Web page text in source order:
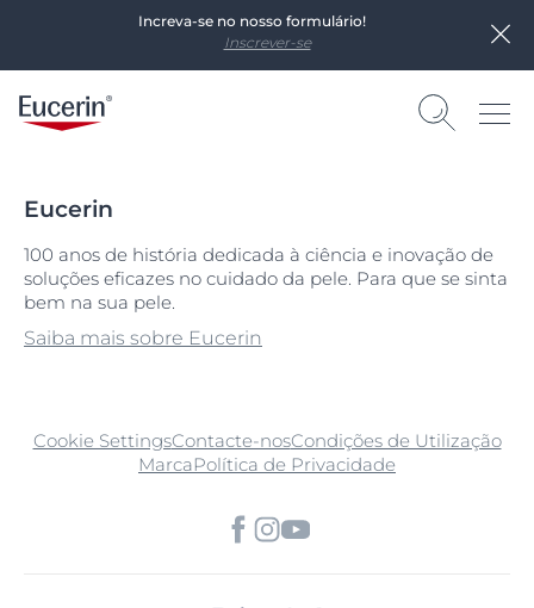
Increva-se no nosso formulário!
Inscrever-se
Eucerin
100 anos de história dedicada à ciência e inovação de
soluções eficazes no cuidado da pele. Para que se sinta
bem na sua pele.
Saiba mais sobre Eucerin
Cookie SettingsContacte-nosCondições de Utilização
MarcaPolítica de Privacidade